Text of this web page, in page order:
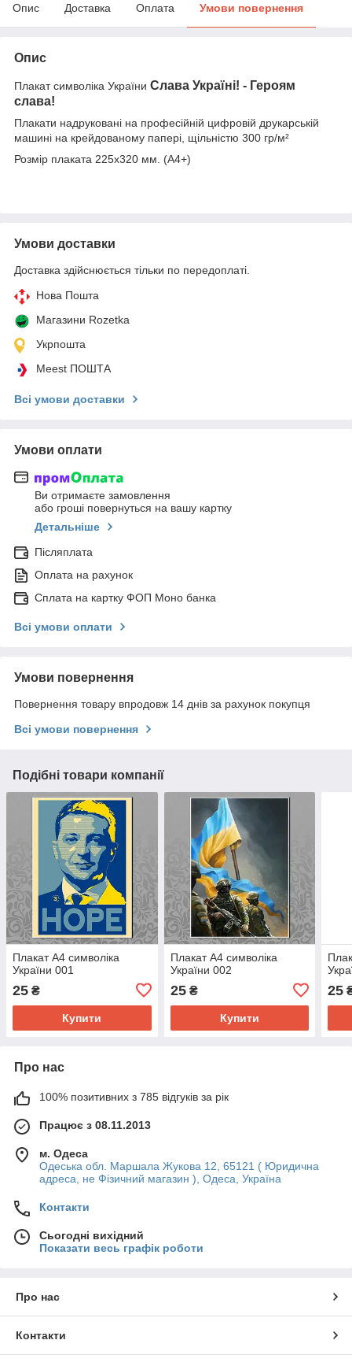
Опис Доставка Оплата Умови повернення
Опис
Плакат символіка України Слава Україні! - Героям
слава!
Плакати надруковані на професійній цифровій друкарській
машині на крейдованому папері, щільністю 300 гр/м²
Розмір плаката 225х320 мм. (А4+)
Умови доставки
Доставка здійснюється тільки по передоплаті.
Нова Пошта
Магазини Rozetka
Укрпошта
Meest ПОШТА
Всі умови доставки
Умови оплати
Ви отримаєте замовлення
або гроші повернуться на вашу картку
Детальніше
Післяплата
Оплата на рахунок
Сплата на картку ФОП Моно банка
Всі умови оплати
Умови повернення
Повернення товару впродовж 14 днів за рахунок покупця
Всі умови повернення
Подібні товари компанії
Плакат А4 символіка
України 001
25 ₴
Купити
Плакат А4 символіка
України 002
25₴
Купити
25
Про нас
100% позитивних з 785 відгуків за рік
Працює з 08.11.2013
м. Одеса
Одеська обл. Маршала Жукова 12, 65121 ( Юридична
адреса, не Фізичний магазин ), Одеса, Україна
Контакти
Сьогодні вихідний
Показати весь графік роботи
Про нас
Контакти